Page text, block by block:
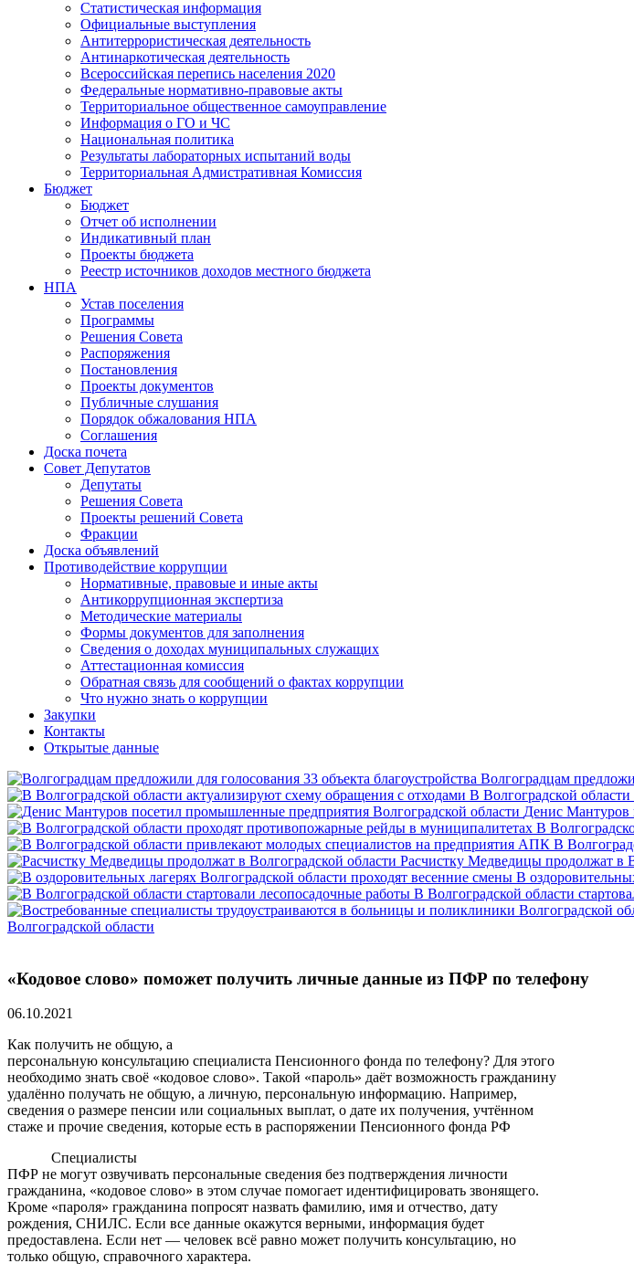
Статистическая информация
Официальные выступления
Антитеррористическая деятельность
Антинаркотическая деятельность
Всероссийская перепись населения 2020
Федеральные нормативно-правовые акты
Территориальное общественное самоуправление
Информация о ГО и ЧС
Национальная политика
Результаты лабораторных испытаний воды
Территориальная Адмистративная Комиссия
Бюджет
Бюджет
Отчет об исполнении
Индикативный план
Проекты бюджета
Реестр источников доходов местного бюджета
НПА
Устав поселения
Программы
Решения Совета
Распоряжения
Постановления
Проекты документов
Публичные слушания
Порядок обжалования НПА
Соглашения
Доска почета
Совет Депутатов
Депутаты
Решения Совета
Проекты решений Совета
Фракции
Доска объявлений
Противодействие коррупции
Нормативные, правовые и иные акты
Антикоррупционная экспертиза
Методические материалы
Формы документов для заполнения
Сведения о доходах муниципальных служащих
Аттестационная комиссия
Обратная связь для сообщений о фактах коррупции
Что нужно знать о коррупции
Закупки
Контакты
Открытые данные
Волгоградцам
В Волгоградской
Денис Мантуров
В
В
Расчистку Медведицы продолжат в
В
В Волгоградской области
Волгоградской области
«Кодовое слово» поможет получить личные данные из ПФР по телефону
06.10.2021
Как получить не общую, а
персональную консультацию специалиста Пенсионного фонда по телефону? Для этого
необходимо знать своё «кодовое слово». Такой «пароль» даёт возможность гражданину
удалённо получать не общую, а личную, персональную информацию. Например,
сведения о размере пенсии или социальных выплат, о дате их получения, учтённом
стаже и прочие сведения, которые есть в распоряжении Пенсионного фонда РФ
Специалисты
ПФР не могут озвучивать персональные сведения без подтверждения личности
гражданина, «кодовое слово» в этом случае помогает идентифицировать звонящего.
Кроме «пароля» гражданина попросят назвать фамилию, имя и отчество, дату
рождения, СНИЛС. Если все данные окажутся верными, информация будет
предоставлена. Если нет — человек всё равно может получить консультацию, но
только общую, справочного характера.